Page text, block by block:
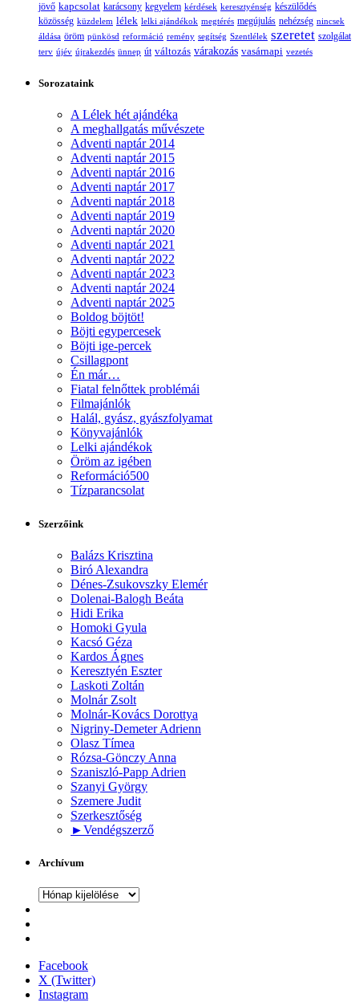
jövő kapcsolat karácsony kegyelem kérdések keresztyénség készülődés
közösség küzdelem lélek lelki ajándékok megtérés megújulás nehézség nincsek
áldása öröm pünkösd reformáció remény segítség Szentlélek szeretet szolgálat
terv újév újrakezdés ünnep út változás várakozás vasárnapi vezetés
Sorozataink
A Lélek hét ajándéka
A meghallgatás művészete
Adventi naptár 2014
Adventi naptár 2015
Adventi naptár 2016
Adventi naptár 2017
Adventi naptár 2018
Adventi naptár 2019
Adventi naptár 2020
Adventi naptár 2021
Adventi naptár 2022
Adventi naptár 2023
Adventi naptár 2024
Adventi naptár 2025
Boldog böjtöt!
Böjti egypercesek
Böjti ige-percek
Csillagpont
Én már…
Fiatal felnőttek problémái
Filmajánlók
Halál, gyász, gyászfolyamat
Könyvajánlók
Lelki ajándékok
Öröm az igében
Reformáció500
Tízparancsolat
Szerzőink
Balázs Krisztina
Biró Alexandra
Dénes-Zsukovszky Elemér
Dolenai-Balogh Beáta
Hidi Erika
Homoki Gyula
Kacsó Géza
Kardos Ágnes
Keresztyén Eszter
Laskoti Zoltán
Molnár Zsolt
Molnár-Kovács Dorottya
Nigriny-Demeter Adrienn
Olasz Tímea
Rózsa-Gönczy Anna
Szaniszló-Papp Adrien
Szanyi György
Szemere Judit
Szerkesztőség
►Vendégszerző
Archívum
Archívum
Facebook
X (Twitter)
Instagram